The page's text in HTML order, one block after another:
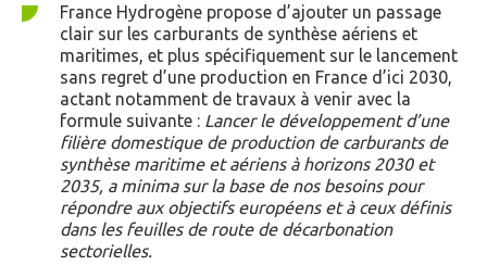
France Hydrogène propose d’ajouter un passage
clair sur les carburants de synthèse aériens et
maritimes, et plus spécifiquement sur le lancement
sans regret d’une production en France d’ici 2030,
actant notamment de travaux à venir avec la
formule suivante : Lancer le développement d’une
filière domestique de production de carburants de
synthèse maritime et aériens à horizons 2030 et
2035, a minima sur la base de nos besoins pour
répondre aux objectifs européens et à ceux définis
dans les feuilles de route de décarbonation
sectorielles.